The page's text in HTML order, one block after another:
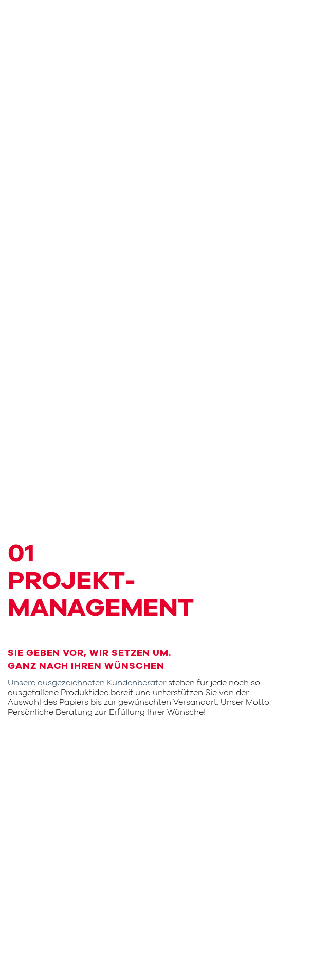
01
PROJEKT­
MANAGEMENT
SIE GEBEN VOR, WIR SETZEN UM.
GANZ NACH IHREN WÜNSCHEN
Unsere ausgezeichneten Kundenberaterstehen für jede noch so
ausgefallene Produktidee bereit und unterstützen Sie von der
Auswahl des Papiers bis zur gewünschten Versandart. Unser Motto:
Persönliche Beratung zur Erfüllung Ihrer Wünsche!